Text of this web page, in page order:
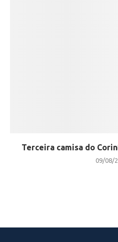
Terceira camisa do
09/08/